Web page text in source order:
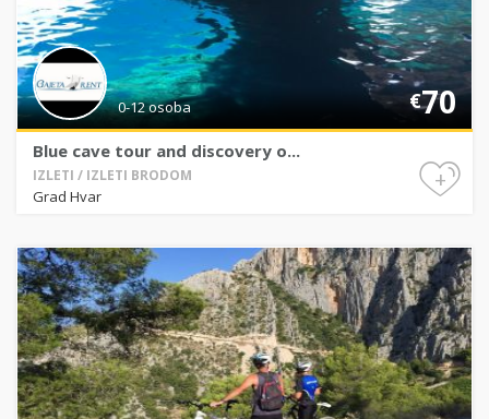
0-12 osoba €70
Blue cave tour and discovery o...
IZLETI / IZLETI BRODOM
Grad Hvar
+